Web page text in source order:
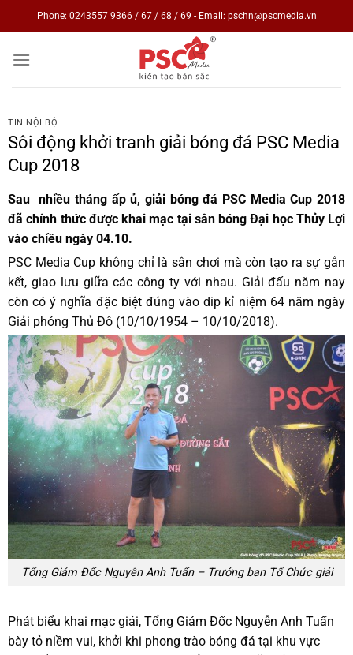
to
Phone: 0243557 9366 / 67 / 68 / 69 - Email: pschn@pscmedia.vn
TIN NỘI BỘ
Sôi động khởi tranh giải bóng đá PSC Media
Cup 2018
Sau nhiều tháng ấp ủ, giải bóng đá PSC Media Cup 2018
đã chính thức được khai mạc tại sân bóng Đại học Thủy Lợi
vào chiều ngày 04.10.
PSC Media Cup không chỉ là sân chơi mà còn tạo ra sự gắn
kết, giao lưu giữa các công ty với nhau. Giải đấu năm nay
còn có ý nghĩa đặc biệt đúng vào dip kỉ niệm 64 năm ngày
Giải phóng Thủ Đô (10/10/1954 – 10/10/2018).
Tổng Giám Đốc Nguyễn Anh Tuấn – Trưởng ban Tổ Chức giải
Phát biểu khai mạc giải, Tổng Giám Đốc Nguyễn Anh Tuấn
bày tỏ niềm vui, khởi khi phong trào bóng đá tại khu vực